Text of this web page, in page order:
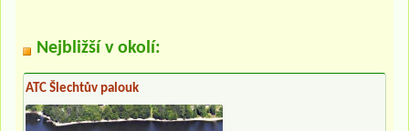
Nejbližší v okolí:
ATC Šlechtův palouk